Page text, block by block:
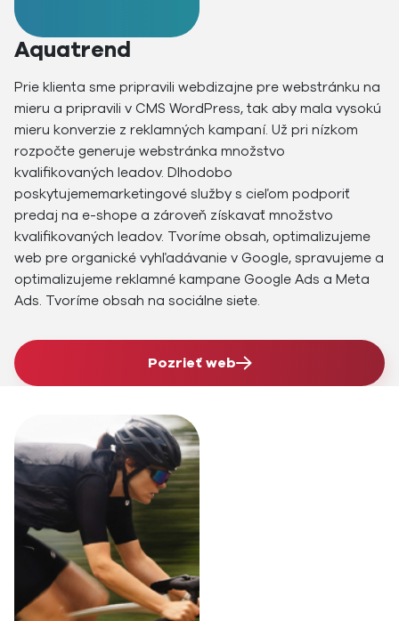
Aquatrend
Prie klienta sme pripravili webdizajne pre webstránku na
mieru a pripravili v CMS WordPress, tak aby mala vysokú
mieru konverzie z reklamných kampaní. Už pri nízkom
rozpočte generuje webstránka množstvo
kvalifikovaných leadov. Dlhodobo
poskytujememarketingové služby s cieľom podporiť
predaj na e-shope a zároveň získavať množstvo
kvalifikovaných leadov. Tvoríme obsah, optimalizujeme
web pre organické vyhľadávanie v Google, spravujeme a
optimalizujeme reklamné kampane Google Ads a Meta
Ads. Tvoríme obsah na sociálne siete.
Pozrieť web